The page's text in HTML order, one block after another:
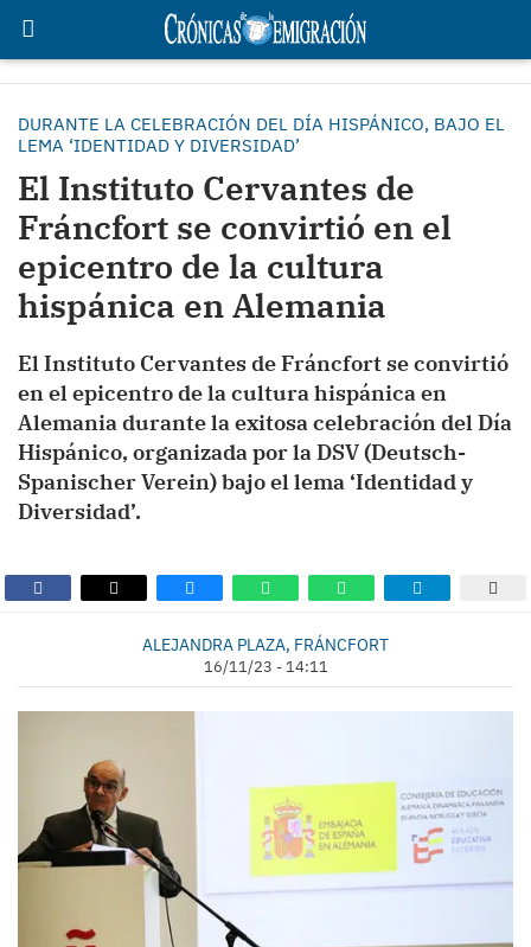
DURANTE LA CELEBRACIÓN DEL DÍA HISPÁNICO, BAJO EL
LEMA ‘IDENTIDAD Y DIVERSIDAD’
El Instituto Cervantes de
Fráncfort se convirtió en el
epicentro de la cultura
hispánica en Alemania
El Instituto Cervantes de Fráncfort se convirtió
en el epicentro de la cultura hispánica en
Alemania durante la exitosa celebración del Día
Hispánico, organizada por la DSV (Deutsch-
Spanischer Verein) bajo el lema ‘Identidad y
Diversidad’.
ALEJANDRA PLAZA, FRÁNCFORT
16/11/23 - 14:11